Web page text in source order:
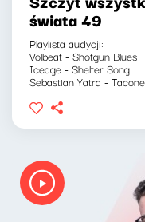
świata 49
Playlista audycji:
Volbeat - Shotgun Blues
Iceage - Shelter Song
Sebastian Yatra -